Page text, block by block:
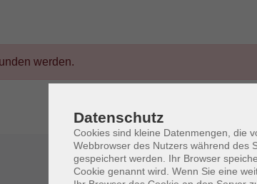
werden.
Datenschutz
Cookies sind kleine Datenmengen, die
Webbrowser des Nutzers während des
gespeichert werden. Ihr Browser
Cookie genannt wird. Wenn Sie eine